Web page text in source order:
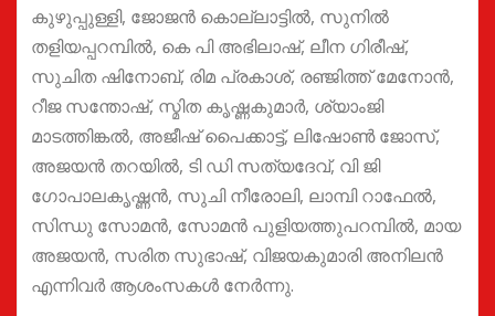
കുഴുപ്പുള്ളി, ജോജൻ കൊല്ലാട്ടിൽ, സുനിൽ
തളിയപ്പറമ്പിൽ, കെ പി അഭിലാഷ്, ലീന ഗിരീഷ്,
സുചിത ഷിനോബ്, രിമ പ്രകാശ്, രഞ്ജിത്ത് മേനോൻ,
റീജ സന്തോഷ്, സ്മിത കൃഷ്ണകുമാർ, ശ്യാംജി
മാടത്തിങ്കൽ, അജീഷ് പൈക്കാട്ട്, ലിഷോൺ ജോസ്,
അജയൻ തറയിൽ, ടി ഡി സത്യദേവ്, വി ജി
ഗോപാലകൃഷ്ണൻ, സുചി നീരോലി, ലാമ്പി റാഫേൽ,
സിന്ധു സോമൻ, സോമൻ പുളിയത്തുപറമ്പിൽ, മായ
അജയൻ, സരിത സുഭാഷ്, വിജയകുമാരി അനിലൻ
എന്നിവർ ആശംസകൾ നേർന്നു.